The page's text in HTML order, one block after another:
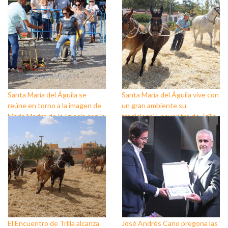
Santa María del Águila se
reúne en torno a la imagen de
María Madre de la Iglesia con la
celebración de su tradicional
Romería
Santa María del Águila vive con
un gran ambiente su
tradicional Encuentro de Trilla,
que ha alcanzado la undécima
edición
El Encuentro de Trilla alcanza
José Andrés Cano pregona las